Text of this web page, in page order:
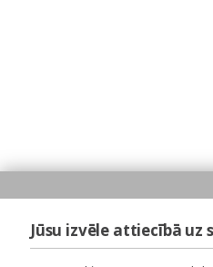
Jūsu izvēle attiecībā